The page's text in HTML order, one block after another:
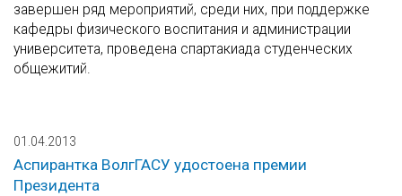
завершен ряд мероприятий, среди них, при поддержке
кафедры физического воспитания и администрации
университета, проведена спартакиада студенческих
общежитий.
01.04.2013
Аспирантка ВолгГАСУ удостоена премии
Президента